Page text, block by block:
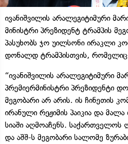
ივანიშვილის არალეგიტიმური
მინისტრი პრეზიდენტ ტრამპის
პასუხობს ჯო უილსონი ირაკლი
დონალდ ტრამპისთვის, რომელიც
“ივანიშვილის არალეგიტიმური
პრემიერმინისტრი პრეზიდენტი
მეგობარი არ არის. ის ჩინეთის
ირანული რეჟიმის პაიკია და მალა
სიაში აღმოაჩენს. საქართველოს
და აშშ-ს მეგობარი სალომე